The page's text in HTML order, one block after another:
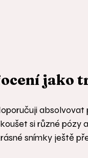
jako
si různé pózy
snímky ještě